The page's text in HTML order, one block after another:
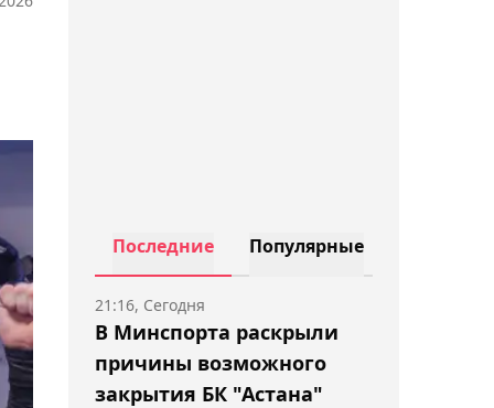
Последние Популярные
В Минспорта раскрыли
причины возможного
закрытия БК "Астана"
21:16, Сегодня